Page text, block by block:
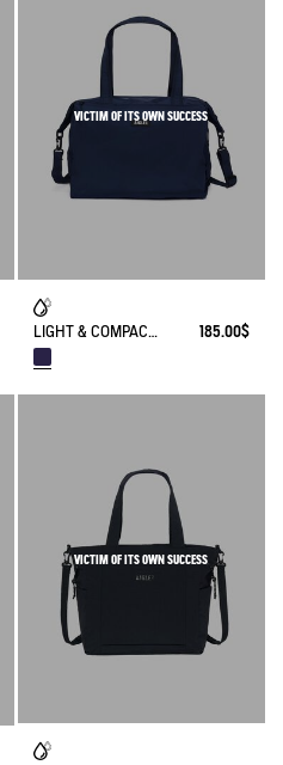
VICTIM OF ITS OWN SUCCESS
LIGHT & COMPACT - BIG TOTEBAG (20L) 185.00$
VICTIM OF ITS OWN SUCCESS